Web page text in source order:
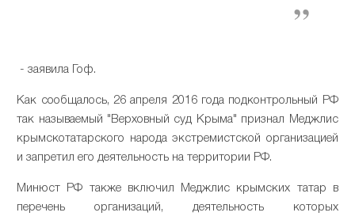
- заявила Гоф.
Как сообщалось, 26 апреля 2016 года подконтрольный РФ
так называемый "Верховный суд Крыма" признал Меджлис
крымскотатарского народа экстремистской организацией
и запретил его деятельность на территории РФ.
Минюст РФ также включил Меджлис крымских татар в
перечень организаций, деятельность которых